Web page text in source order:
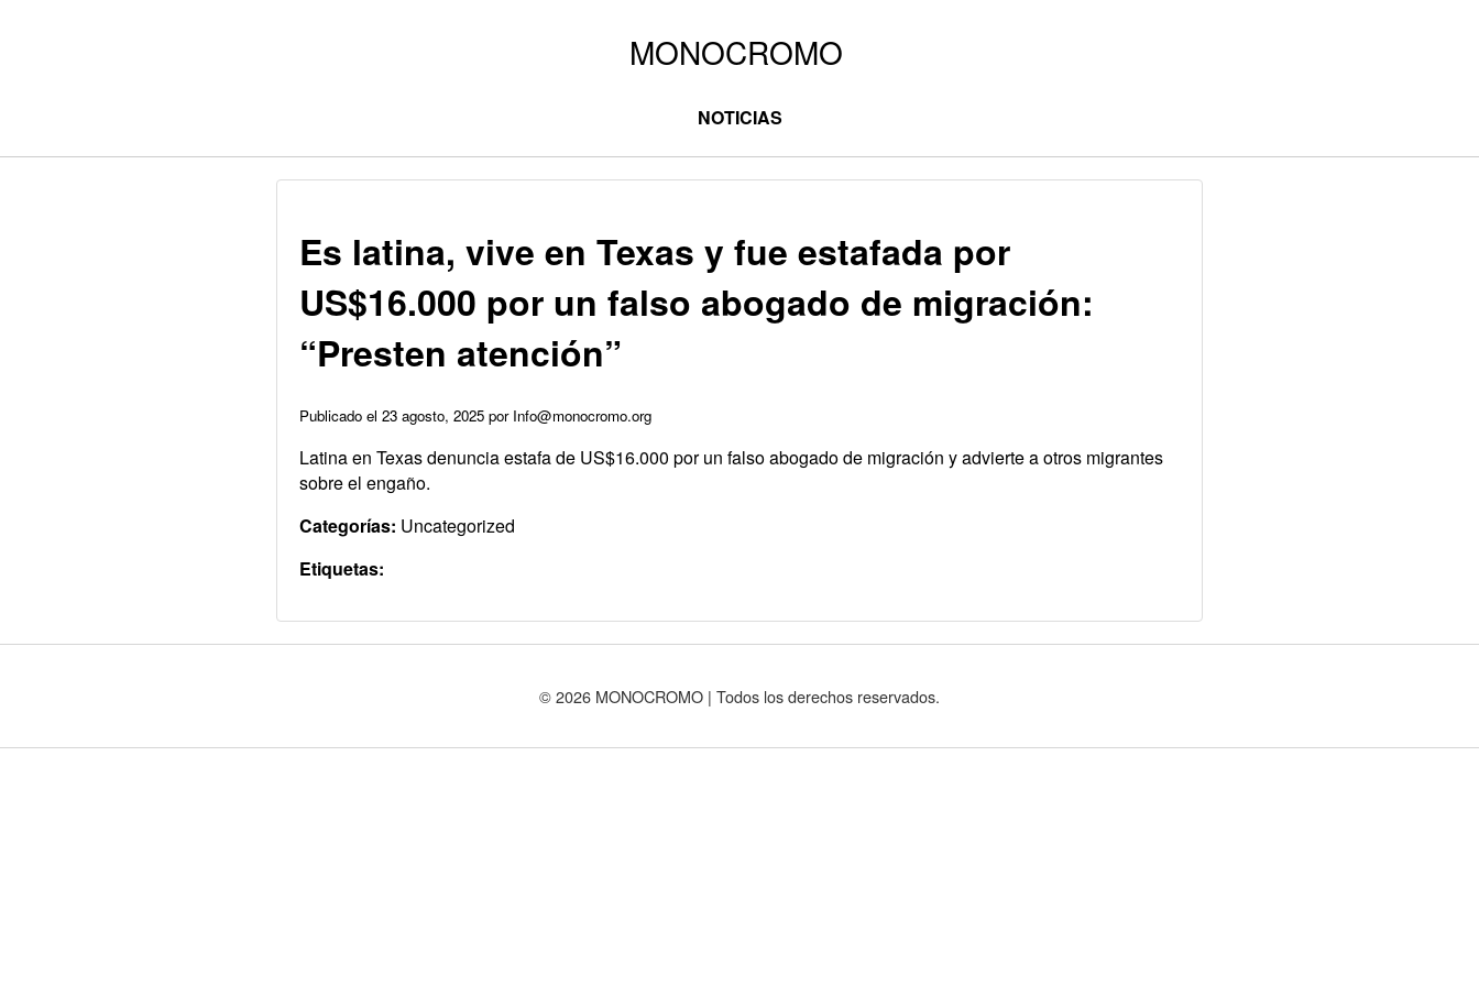
NOTICIAS
Es latina, vive en Texas y fue estafada por
US$16.000 por un falso abogado de migración:
“Presten atención”
Publicado el 23 agosto, 2025 por Info@monocromo.org
Latina en Texas denuncia estafa de US$16.000 por un falso abogado de migración y advierte a otros migrantes
sobre el engaño.
Categorías: Uncategorized
Etiquetas:
© 2026 MONOCROMO | Todos los derechos reservados.